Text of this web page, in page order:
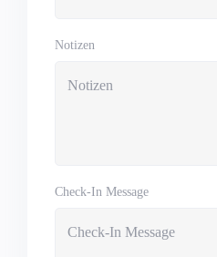
Notizen
Check-In Message